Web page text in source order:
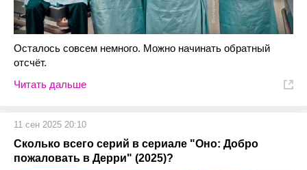
Осталось совсем немного. Можно начинать обратный
отсчёт.
Читать дальше
11 сен 2025 20:10
Сколько всего серий в сериале "Оно: Добро
пожаловать в Дерри" (2025)?